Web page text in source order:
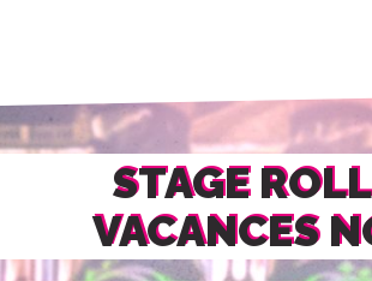
STAGE
VACANCES